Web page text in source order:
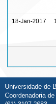
18-Jan-2017
Universidade de
Coordenadoria